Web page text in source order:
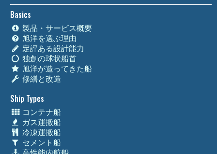
Basics
製品・サービス概要
旭洋を選ぶ理由
定評ある設計能力
独創の球状船首
旭洋が造ってきた船
修繕と改造
Ship Types
コンテナ船
ガス運搬船
冷凍運搬船
セメント船